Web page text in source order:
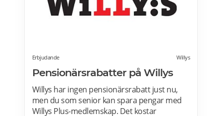
Erbjudande Willys
Pensionärsrabatter på Willys
Willys har ingen pensionärsrabatt just nu,
men du som senior kan spara pengar med
Willys Plus-medlemskap. Det kostar